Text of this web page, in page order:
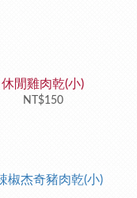
休閒雞肉乾(小)
NT$150